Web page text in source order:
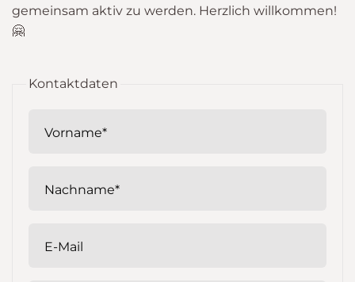
gemeinsam aktiv zu werden. Herzlich willkommen!
🤗
Kontaktdaten
Vorname*
Nachname*
E-Mail